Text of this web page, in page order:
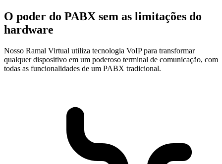
O poder do PABX sem as limitações do
hardware
Nosso Ramal Virtual utiliza tecnologia VoIP para transformar
qualquer dispositivo em um poderoso terminal de comunicação, com
todas as funcionalidades de um PABX tradicional.